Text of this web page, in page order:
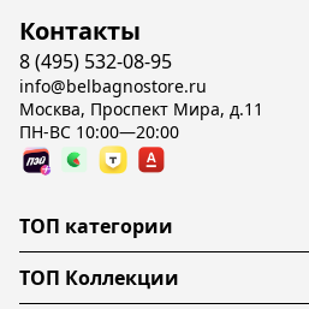
Контакты
8 (495) 532-08-95
info@belbagnostore.ru
Москва, Проспект Мира, д.11
ПН-ВС 10:00—20:00
ТОП категории
ТОП Коллекции